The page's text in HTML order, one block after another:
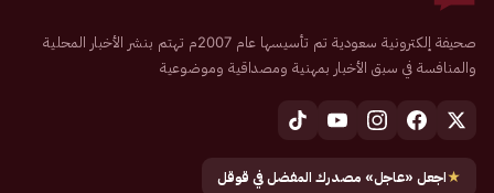
صحيفة إلكترونية سعودية تم تأسيسها عام 2007م تهتم بنشر الأخبار المحلية
والمنافسة في سبق الأخبار بمهنية ومصداقية وموضوعية
★اجعل «عاجل» مصدرك المفضل في قوقل